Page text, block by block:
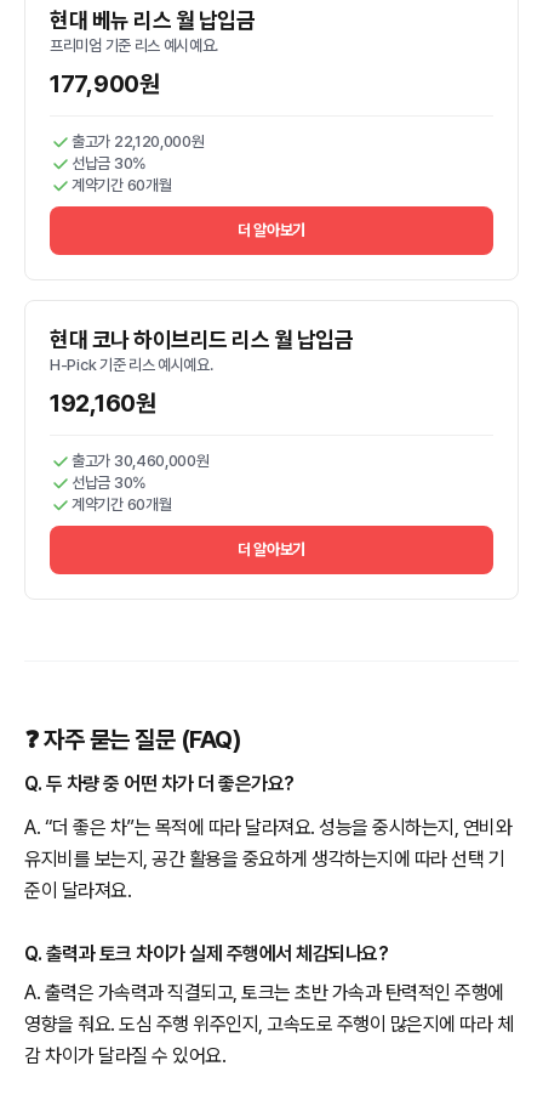
현대 베뉴 리스 월 납입금
프리미엄 기준 리스 예시예요.
177,900원
출고가 22,120,000원
선납금 30%
계약기간 60개월
더 알아보기
현대 코나 하이브리드 리스 월 납입금
H-Pick 기준 리스 예시예요.
192,160원
출고가 30,460,000원
선납금 30%
계약기간 60개월
더 알아보기
❓ 자주 묻는 질문 (FAQ)
Q. 두 차량 중 어떤 차가 더 좋은가요?
A. “더 좋은 차”는 목적에 따라 달라져요. 성능을 중시하는지, 연비와
유지비를 보는지, 공간 활용을 중요하게 생각하는지에 따라 선택 기
준이 달라져요.
Q. 출력과 토크 차이가 실제 주행에서 체감되나요?
A. 출력은 가속력과 직결되고, 토크는 초반 가속과 탄력적인 주행에
영향을 줘요. 도심 주행 위주인지, 고속도로 주행이 많은지에 따라 체
감 차이가 달라질 수 있어요.